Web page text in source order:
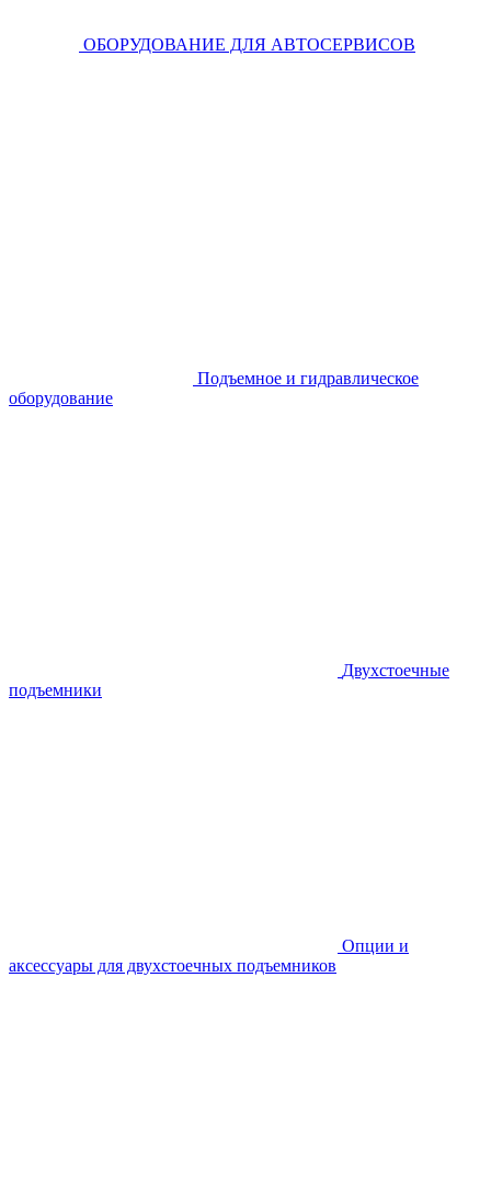
ОБОРУДОВАНИЕ ДЛЯ АВТОСЕРВИСОВ
Подъемное и гидравлическое
оборудование
Двухстоечные
подъемники
Опции и
аксессуары для двухстоечных подъемников